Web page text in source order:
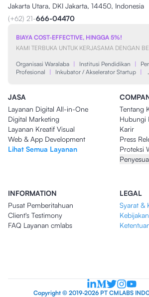
Jakarta Utara, DKI Jakarta, 14450, Indonesia
(+62) 21-666-04470
BIAYA COST-EFFECTIVE, HINGGA 5%!
KAMI TERBUKA UNTUK KERJASAMA DENGAN
Organisasi Waralaba | Institusi Pendidikan |
Profesional
| Inkubator / Akselerator Startup |
JASA
Layanan Digital All-in-One
Digital Marketing
Layanan Kreatif Visual
Web & App Development
Lihat Semua Layanan
Tentang
Hubungi
Karir
Press
Proteksi
INFORMATION
Pusat Pemberitahuan
Client's Testimony
FAQ Layanan cmlabs
LEGAL
Syarat &
Copyright © 2019-2026 PT CMLABS